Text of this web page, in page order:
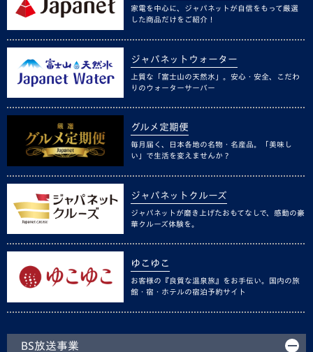
家電を中心に、ジャパネットが自信をもって厳選
した商品だけをご紹介！
ジャパネットウォーター
上質な「富士山の天然水」。安心・安全、こだわ
りのウォーターサーバー
グルメ定期便
毎月届く、日本各地の名物・名産品。「美味し
い」で生活を変えませんか？
ジャパネットクルーズ
ジャパネットが磨き上げたおもてなしで、感動の豪
華クルーズ体験を。
ゆこゆこ
お客様の『良質な温泉旅』をお手伝い。国内の旅
館・宿・ホテルの宿泊予約サイト
BS放送事業